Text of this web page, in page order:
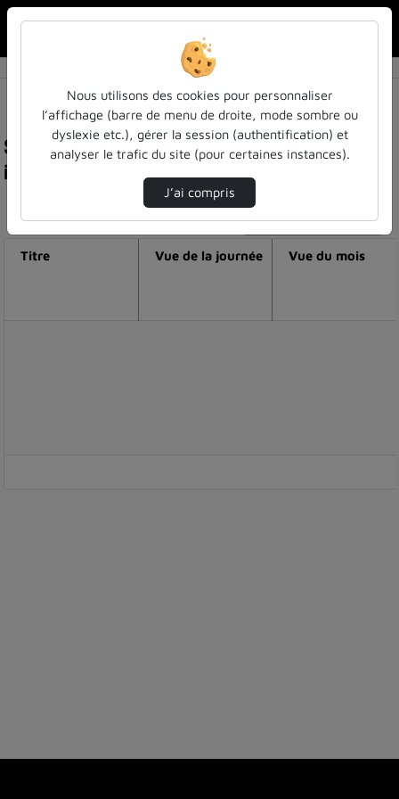
Statistiques de visualisation de la vidéo Live
insolite avec mira cetii
Modifier la période de visualisation
Titre Vue de la journée Vue du mois
Nous utilisons des cookies pour personnaliser
l’affichage (barre de menu de droite, mode sombre ou
dyslexie etc.), gérer la session (authentification) et
analyser le trafic du site (pour certaines instances).
J’ai compris